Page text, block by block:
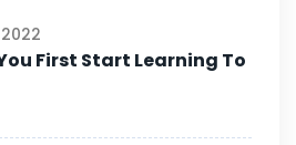
First Start Learning To